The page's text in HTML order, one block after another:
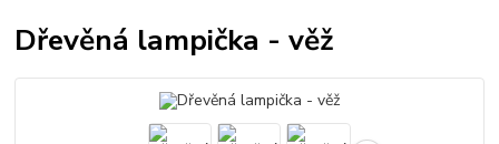
Dřevěná lampička - věž